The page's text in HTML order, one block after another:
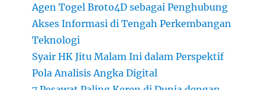
Agen Togel Broto4D sebagai Penghubung
Akses Informasi di Tengah Perkembangan
Teknologi
Syair HK Jitu Malam Ini dalam Perspektif
Pola Analisis Angka Digital